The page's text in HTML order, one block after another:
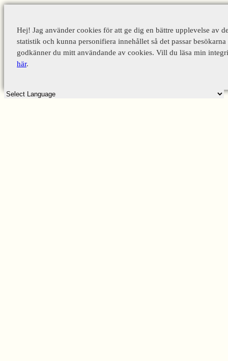
Hej! Jag använder cookies för att ge dig en bättre upplevelse av
statistik och kunna personifiera innehållet så det passar
godkänner du mitt användande av cookies. Vill du läsa min
här.